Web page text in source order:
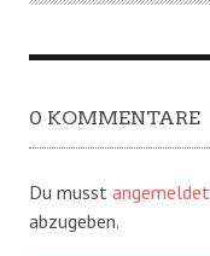
0 KOMMENTARE
Du musst angemeldet
abzugeben.